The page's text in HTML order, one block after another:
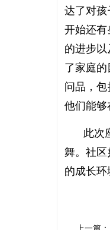
达了对
开始还
的进步
了家庭
问品，
他们能够
此次座
舞。社
的成长环
上一篇